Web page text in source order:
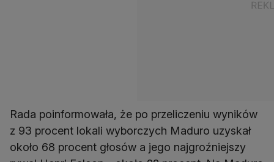
Rada poinformowała, że po przeliczeniu wyników
z 93 procent lokali wyborczych Maduro uzyskał
około 68 procent głosów a jego najgroźniejszy